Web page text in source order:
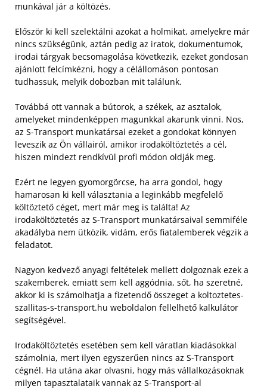
munkával jár a költözés.
Először ki kell szelektálni azokat a holmikat, amelyekre már
nincs szükségünk, aztán pedig az iratok, dokumentumok,
irodai tárgyak becsomagolása következik, ezeket gondosan
ajánlott felcímkézni, hogy a célállomáson pontosan
tudhassuk, melyik dobozban mit találunk.
Továbbá ott vannak a bútorok, a székek, az asztalok,
amelyeket mindenképpen magunkkal akarunk vinni. Nos,
az S-Transport munkatársai ezeket a gondokat könnyen
leveszik az Ön vállairól, amikor irodaköltöztetés a cél,
hiszen mindezt rendkívül profi módon oldják meg.
Ezért ne legyen gyomorgörcse, ha arra gondol, hogy
hamarosan ki kell választania a leginkább megfelelő
költöztető céget, mert már meg is találta! Az
irodaköltöztetés az S-Transport munkatársaival semmiféle
akadályba nem ütközik, vidám, erős fiatalemberek végzik a
feladatot.
Nagyon kedvező anyagi feltételek mellett dolgoznak ezek a
szakemberek, emiatt sem kell aggódnia, sőt, ha szeretné,
akkor ki is számolhatja a fizetendő összeget a koltoztetes-
szallitas-s-transport.hu weboldalon fellelhető kalkulátor
segítségével.
Irodaköltöztetés esetében sem kell váratlan kiadásokkal
számolnia, mert ilyen egyszerűen nincs az S-Transport
cégnél. Ha utána akar olvasni, hogy más vállalkozásoknak
milyen tapasztalataik vannak az S-Transport-al